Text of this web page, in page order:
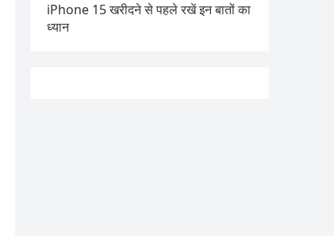
iPhone 15 खरीदने से पहले रखें इन बातों का
ध्यान